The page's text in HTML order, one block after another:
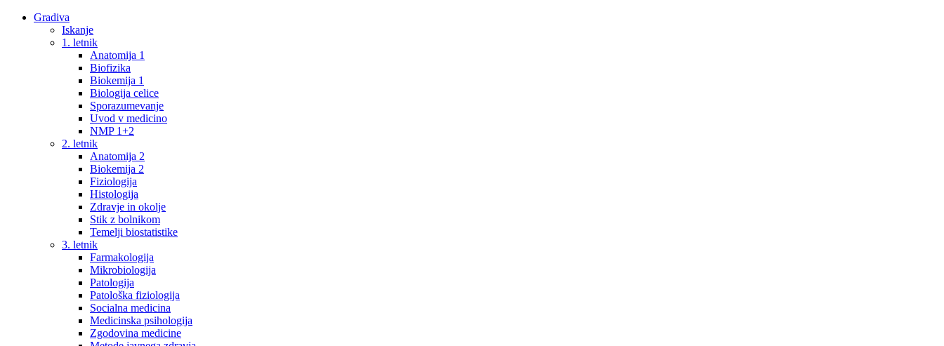
Gradiva
Iskanje
1. letnik
Anatomija 1
Biofizika
Biokemija 1
Biologija celice
Sporazumevanje
Uvod v medicino
NMP 1+2
2. letnik
Anatomija 2
Biokemija 2
Fiziologija
Histologija
Zdravje in okolje
Stik z bolnikom
Temelji biostatistike
3. letnik
Farmakologija
Mikrobiologija
Patologija
Patološka fiziologija
Socialna medicina
Medicinska psihologija
Zgodovina medicine